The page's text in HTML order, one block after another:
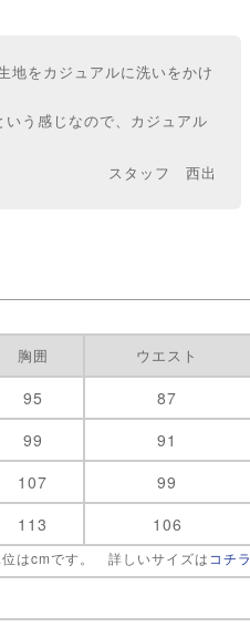
地をカジュアルに洗いをかけ
う感じなので、カジュアル
スタッフ 西出
胸囲 ウエスト
95
87
99
91
107
99
113 106
はcmです。 詳しいサイズは コチラ